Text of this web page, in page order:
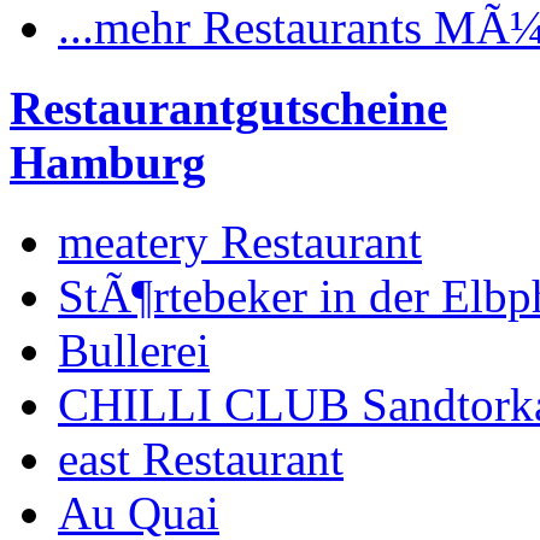
...mehr Restaurants
Restaurantgutscheine
Hamburg
meatery Restaurant
StÃ¶rtebeker in der
Bullerei
CHILLI CLUB
east Restaurant
Au Quai